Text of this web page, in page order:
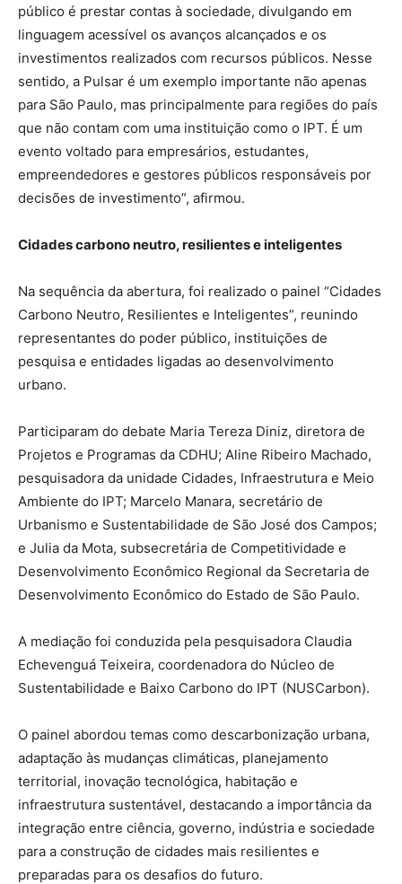
público é prestar contas à sociedade, divulgando em
linguagem acessível os avanços alcançados e os
investimentos realizados com recursos públicos. Nesse
sentido, a Pulsar é um exemplo importante não apenas
para São Paulo, mas principalmente para regiões do país
que não contam com uma instituição como o IPT. É um
evento voltado para empresários, estudantes,
empreendedores e gestores públicos responsáveis por
decisões de investimento”, afirmou.
Cidades carbono neutro, resilientes e inteligentes
Na sequência da abertura, foi realizado o painel “Cidades
Carbono Neutro, Resilientes e Inteligentes”, reunindo
representantes do poder público, instituições de
pesquisa e entidades ligadas ao desenvolvimento
urbano.
Participaram do debate Maria Tereza Diniz, diretora de
Projetos e Programas da CDHU; Aline Ribeiro Machado,
pesquisadora da unidade Cidades, Infraestrutura e Meio
Ambiente do IPT; Marcelo Manara, secretário de
Urbanismo e Sustentabilidade de São José dos Campos;
e Julia da Mota, subsecretária de Competitividade e
Desenvolvimento Econômico Regional da Secretaria de
Desenvolvimento Econômico do Estado de São Paulo.
A mediação foi conduzida pela pesquisadora Claudia
Echevenguá Teixeira, coordenadora do Núcleo de
Sustentabilidade e Baixo Carbono do IPT (NUSCarbon).
O painel abordou temas como descarbonização urbana,
adaptação às mudanças climáticas, planejamento
territorial, inovação tecnológica, habitação e
infraestrutura sustentável, destacando a importância da
integração entre ciência, governo, indústria e sociedade
para a construção de cidades mais resilientes e
preparadas para os desafios do futuro.